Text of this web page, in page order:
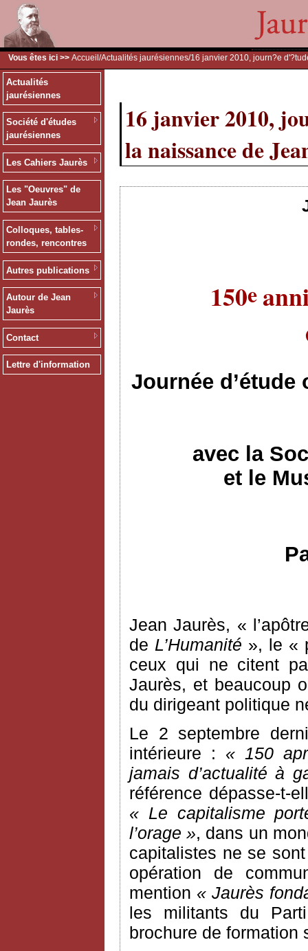
Vous êtes ici >> Accueil /Actualités jaurésiennes/16 janvier 2010, journ?e
Actualités
jaurésiennes
Société d'études
jaurésiennes
Les Cahiers Jaurès
Les "Oeuvres" de
Jean Jaurès
Colloques, tables-
rondes, rencontres
Autres publications
Autour de Jean
Jaurès
Contact
Lettre d'information
16 janvier 2010,
la naissance de
150e
Journée
avec la
et le
Jean Jaurès, «
de L’Humanité », le «
ceux qui ne citent
Jaurès, et beaucoup
du dirigeant politique
Le 2 septembre
intérieure : « 150
jamais d’actualité à
référence dépasse-t-
« Le capitalisme
l’orage », dans un
capitalistes ne se
opération de
mention « Jaurès
les militants du
brochure de formation